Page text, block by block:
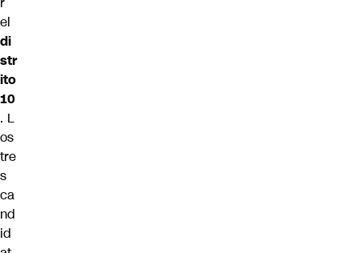
el
di
str
ito
10
. L
os
tre
s
ca
nd
id